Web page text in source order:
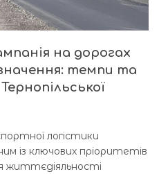
на дорогах
темпи та
логістики
із ключових пріоритетів
життєдіяльності